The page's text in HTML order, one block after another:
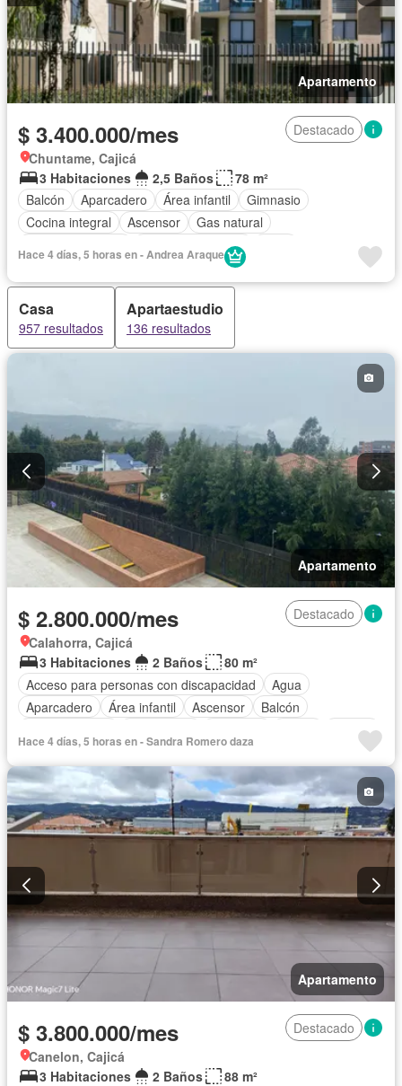
Apartamento
$ 3.400.000/mes
Destacado
Chuntame, Cajicá
3 Habitaciones
2,5 Baños
78 m²
Balcón
Aparcadero Área infantil
Gimnasio
Cocina integral
Ascensor
Gas natural
Seguridad privada
Hace 4 días, 5 horas en - Andrea Araque
Casa
957 resultados
Apartaestudio
136 resultados
Apartamento
$ 2.800.000/mes
Destacado
Calahorra, Cajicá
3 Habitaciones
2 Baños
80 m²
Acceso para personas con discapacidad
Agua
Aparcadero
Área infantil Ascensor
Balcón
Piscina
Seguridad privada
Tanque de agua
Permite mascotas
Permite niños
Hace 4 días, 5 horas en - Sandra Romero daza
Apartamento
$ 3.800.000/mes
Destacado
Canelon, Cajicá
3 Habitaciones
2 Baños
88 m²